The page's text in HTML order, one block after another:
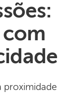
proximidade